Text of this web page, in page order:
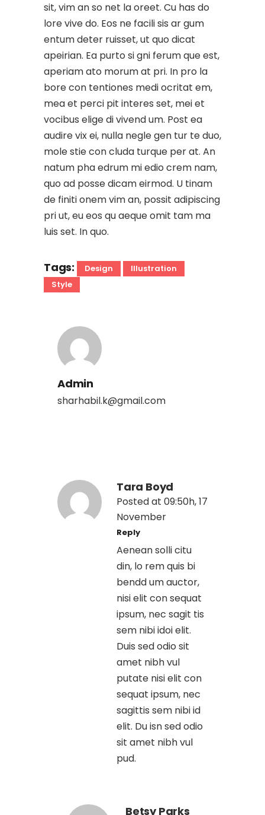
sit, vim an so net la oreet. Cu has do
lore vive do. Eos ne facili sis ar gum
entum deter ruisset, ut quo dicat
apeirian. Ea purto si gni ferum que est,
aperiam ato morum at pri. In pro la
bore con tentiones medi ocritat em,
mea et perci pit interes set, mei et
vocibus elige di vivend um. Post ea
audire vix ei, nulla negle gen tur te duo,
mole stie con cluda turque per at. An
natum pha edrum mi edio crem nam,
quo ad posse dicam eirmod. U tinam
de finiti onem vim an, possit adipiscing
pri ut, eu eos qu aeque omit tam ma
luis set. In quo.
Tags: Design
Illustration
Style
Admin
sharhabil.k@gmail.com
Tara Boyd
Posted at 09:50h, 17
November
Reply
Aenean solli citu
din, lo rem quis bi
bendd um auctor,
nisi elit con sequat
ipsum, nec sagit tis
sem nibi idoi elit.
Duis sed odio sit
amet nibh vul
putate nisi elit con
sequat ipsum, nec
sagittis sem nibi id
elit. Du isn sed odio
sit amet nibh vul
pud.
Betsy Parks